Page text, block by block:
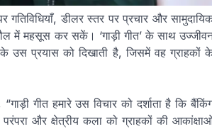
डीलर स्तर पर प्रचार और
में महसूस कर सकें। ‘गाड़ी गीत’ के साथ
प्रयास को दिखाती है, जिसमें वह ग्राहकों
गीत हमारे उस विचार को दर्शाता है कि
और क्षेत्रीय कला को ग्राहकों की